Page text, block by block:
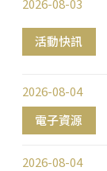
活動快訊
2026-08-03
電子資源
2026-08-04
2026-08-04